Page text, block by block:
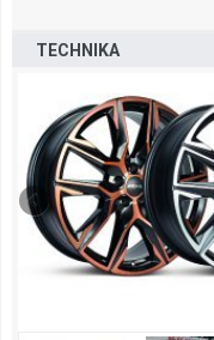
TECHNIKA